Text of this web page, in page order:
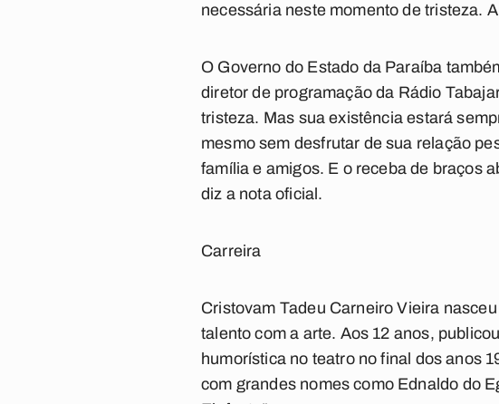
necessária neste momento de tristeza.
O Governo do Estado da Paraíba
diretor de programação da Rádio
tristeza. Mas sua existência estará
mesmo sem desfrutar de sua relação
família e amigos. E o receba de braços
diz a nota oficial.
Carreira
Cristovam Tadeu Carneiro Vieira
talento com a arte. Aos 12 anos,
humorística no teatro no final dos anos
com grandes nomes como Ednaldo do